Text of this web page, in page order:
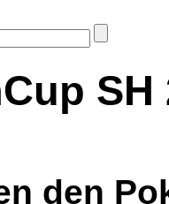
SH
den